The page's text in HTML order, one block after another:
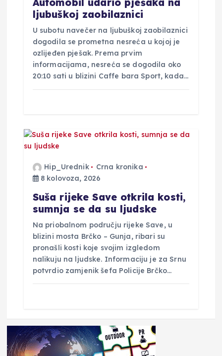
v
a
Automobil udario pješaka na
ljubuškoj zaobilaznici
U subotu navečer na ljubuškoj zaobilaznici
dogodila se prometna nesreća u kojoj je
ozlijeđen pješak. Prema prvim
informacijama, nesreća se dogodila oko
20:10 sati u blizini Caffe bara Sport, kada…
Hip_Urednik
Crna kronika
8 kolovoza, 2026
Suša rijeke Save otkrila kosti,
sumnja se da su ljudske
Na priobalnom području rijeke Save, u
blizini mosta Brčko – Gunja, ribari su
pronašli kosti koje svojim izgledom
nalikuju na ljudske. Informaciju je za Srnu
potvrdio zamjenik šefa Policije Brčko…